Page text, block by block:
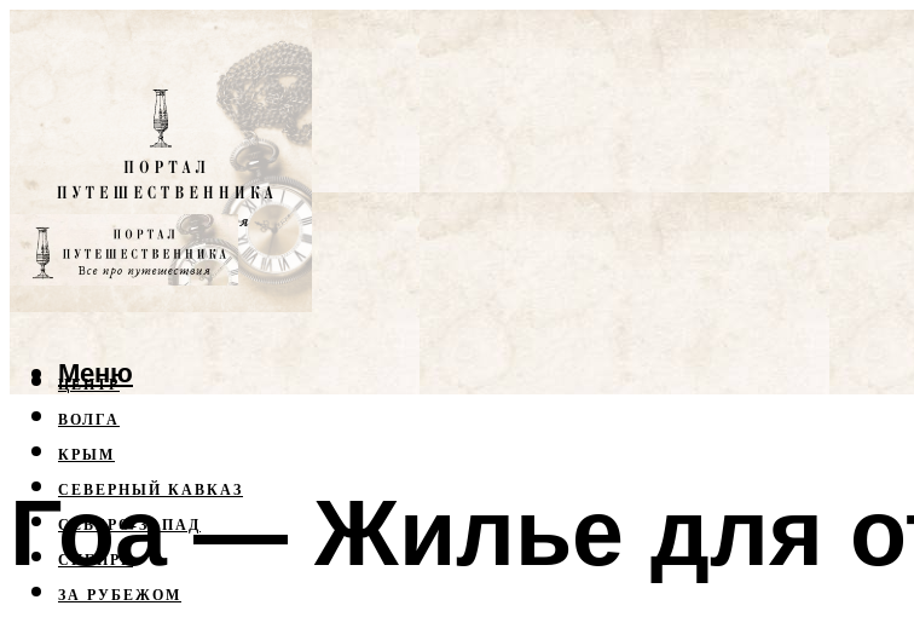
ЦЕНТР
ВОЛГА
КРЫМ
СЕВЕРНЫЙ КАВКАЗ
СЕВЕРО-ЗАПАД
СИБИРЬ
ЗА РУБЕЖОМ
Меню
Гоа — Жилье для